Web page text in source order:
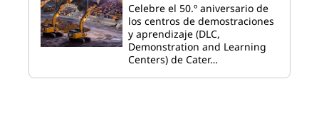
Celebre el 50.º aniversario de
los centros de demostraciones
y aprendizaje (DLC,
Demonstration and Learning
Centers) de Cater…